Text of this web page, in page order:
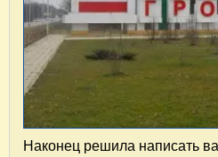
Наконец решила написать